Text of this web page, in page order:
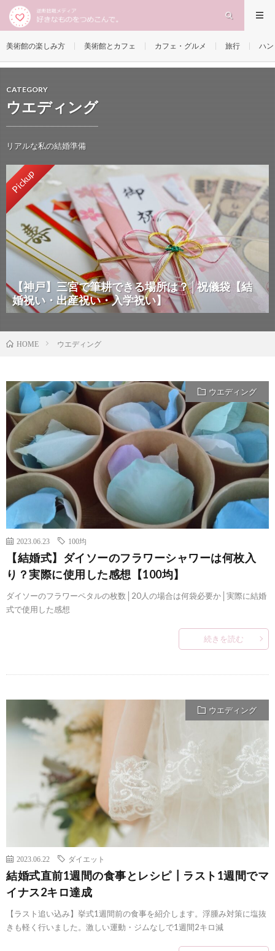
美術館の楽しみ方 美術館とカフェ カフェ・グルメ 旅行 ハ
CATEGORY
ウエディング
リアルな私の結婚準備
Pickup
【神戸】三宮で筆耕できる場所は？│祝儀袋【結
婚祝い・出産祝い・入学祝い】
HOME ウエディング
ウエディング
2023.06.23 100均
【結婚式】ダイソーのフラワーシャワーは何枚入
り？実際に使用した感想【100均】
ダイソーのフラワーペタルの枚数│20人の場合は何袋必要か│実際に結婚
式で使用した感想
続きを読む
ウエディング
2023.06.22 ダイエット
結婚式直前1週間の食事とレシピ┃ラスト1週間でマ
イナス2キロ達成
【ラスト追い込み】挙式1週間前の食事を紹介します。浮腫み対策に塩抜
きも軽く行いました。激しい運動・ジムなしで1週間2キロ減